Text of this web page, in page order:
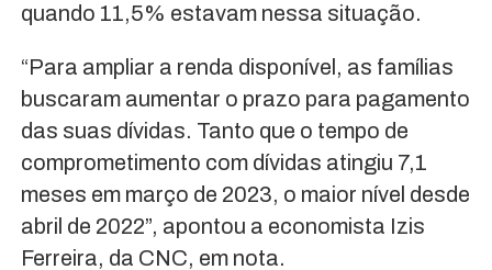
quando 11,5% estavam nessa situação.
“Para ampliar a renda disponível, as famílias
buscaram aumentar o prazo para pagamento
das suas dívidas. Tanto que o tempo de
comprometimento com dívidas atingiu 7,1
meses em março de 2023, o maior nível desde
abril de 2022”, apontou a economista Izis
Ferreira, da CNC, em nota.